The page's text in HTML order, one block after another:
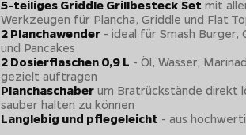
5-teiliges Griddle Grillbesteck Setmit
Werkzeugen für Plancha, Griddle und Flat
2 Planchawender- ideal für Smash Burger,
und Pancakes
2 Dosierflaschen 0,9 L - Öl, Wasser,
gezielt auftragen
Planchaschaberum Bratrückstände direkt
sauber halten zu können
Langlebig und pflegeleicht- aus